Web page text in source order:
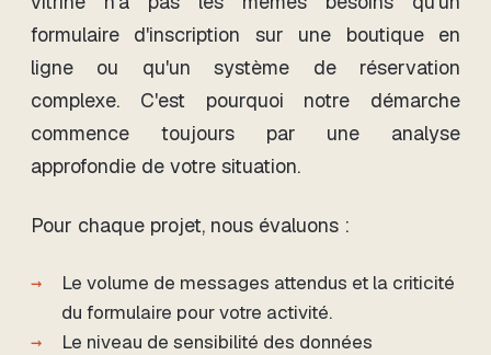
formulaire d'inscription sur une boutique en
ligne ou qu'un système de réservation
complexe. C'est pourquoi notre démarche
commence toujours par une analyse
approfondie de votre situation.
Pour chaque projet, nous évaluons :
Le volume de messages attendus et la criticité
du formulaire pour votre activité.
Le niveau de sensibilité des données